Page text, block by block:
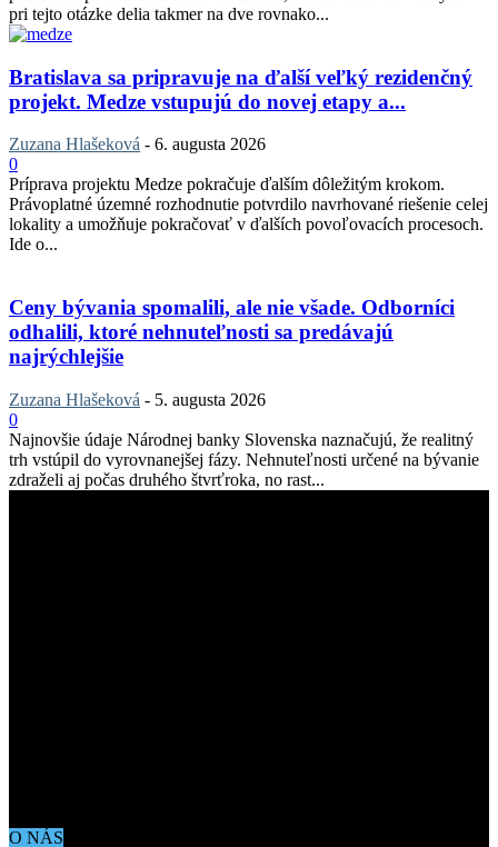
pri tejto otázke delia takmer na dve rovnako...
Bratislava sa pripravuje na ďalší veľký rezidenčný
projekt. Medze vstupujú do novej etapy a...
Zuzana Hlašeková - 6. augusta 2026
0
Príprava projektu Medze pokračuje ďalším dôležitým krokom.
Právoplatné územné rozhodnutie potvrdilo navrhované riešenie celej
lokality a umožňuje pokračovať v ďalších povoľovacích procesoch.
Ide o...
Ceny bývania spomalili, ale nie všade. Odborníci
odhalili, ktoré nehnuteľnosti sa predávajú
najrýchlejšie
Zuzana Hlašeková - 5. augusta 2026
0
Najnovšie údaje Národnej banky Slovenska naznačujú, že realitný
trh vstúpil do vyrovnanejšej fázy. Nehnuteľnosti určené na bývanie
zdraželi aj počas druhého štvrťroka, no rast...
O NÁS